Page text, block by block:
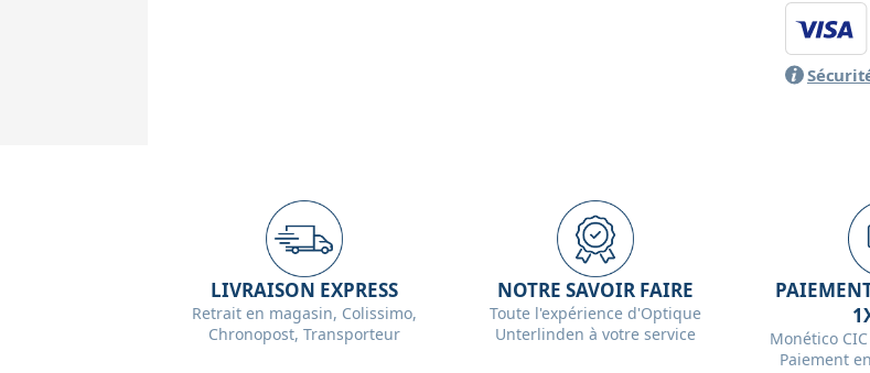
LIVRAISON EXPRESS
Retrait en magasin, Colissimo,
Chronopost, Transporteur
NOTRE SAVOIR FAIRE
Toute l'expérience d'Optique
Unterlinden à votre service
Monético
Paiement